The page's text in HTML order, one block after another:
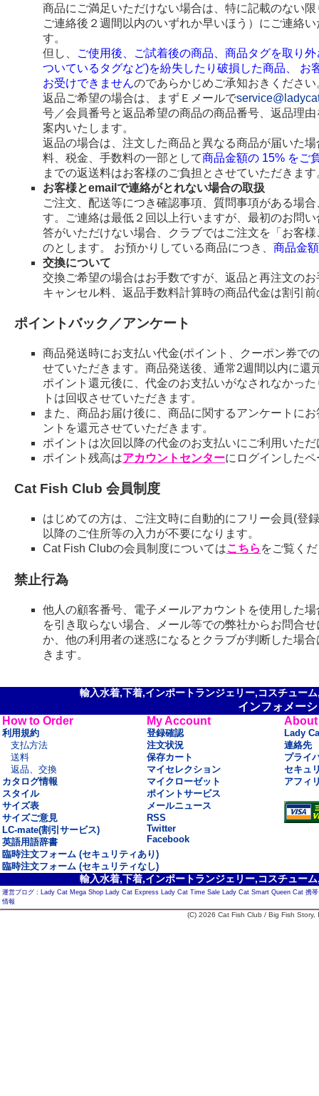
商品にご満足いただけない場合は、特に記載のない
ご連絡後２週間以内のいずれか早いほう）にご連絡
す。
但し、
ご使用後、ご試着後の商品、商品タグを取り
ついているタグなど)を紛失したり破損した商品、
お受けできませんのであらかじめご承知おきください
返品ご希望の場合は、まずＥメールで
号／会員番号と返品希望の商品の商品番号、返品理
案内いたします。
返品の場合は、注文した商品と異なる商品が届いた
料、税金、手数料の一部として商品金額の 15% をご
までの返送料はお客様のご負担とさせていただきます
お客様とemailで連絡がとれない場合の取扱
ご注文、配送等につき確認事項、質問事項がある場
す。ご連絡は最低２回以上行いますが、最初のお問
答がいただけない場合、クラブではご注文を「お客
のとします。 お預かりしている商品につき、 商品金
交換について
交換ご希望の場合はお手数ですが、返品と再注文の
キャンセル料、返品手数料計算時の商品代金は割引
ポイントバック／アンケート
商品発送時にお支払い代金(ポイント、クーポン券で
せていただきます。商品発送後、通常2週間以内に還
ポイント還元後に、代金のお支払いがなされなかっ
トは回収させていただきます。
また、商品お届け後に、商品に関するアンケートに
ントを還元させていただきます。
ポイントは次回以降の代金のお支払いにご利用いた
ポイント残高はアカウントセンターにログインした
Cat Fish Club 会員制度
はじめての方は、ご注文時に自動的にフリー会員(登
以降のご住所等の入力が不要になります。
Cat Fish Clubの会員制度についてはこちら をご覧く
禁止行為
他人の顧客番号、電子メールアカウントを使用した
を引き取らない場合、メール等での弊社からお問合
か、他の利用者の迷惑になるとクラブが判断した場
きます。
輸入水着,下着,インポートランジェリー,コスチュー
インフォメー
How to Order
利用規約
支払方法
送料
返品、交換
カタログ情報
スタイル
サイズ表
サイズご意見
LC-mate(割引サービス)
英語用語辞書
My Account
登録確認
注文状況
保存カート
マイセレクション
マイクローゼット
ポイントサービス
メールニュース
RSS
Twitter
Facebook
About
Lady
連絡先
プライ
セキュ
アフィ
臨時注文フォーム (セキュリティあり)
臨時注文フォーム (セキュリティなし)
輸入水着,下着,インポートランジェリー,コスチュー
運営ブログ : Lady Cat Mega Shop Lady Cat Express Lady Cat Time Sale Lady Cat Smart Queen Cat 携
情報
(C) 2026 Cat Fish Club / Big Fish Story,